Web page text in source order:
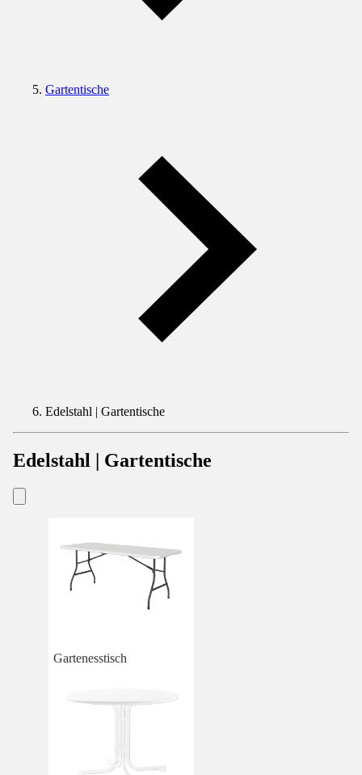
Gartentische
Edelstahl | Gartentische
Edelstahl | Gartentische
Gartenesstisch